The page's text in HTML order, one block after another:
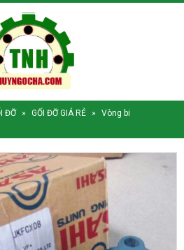
ĐỠ » GỐI ĐỠ GIÁ RẺ »
Vòng bi